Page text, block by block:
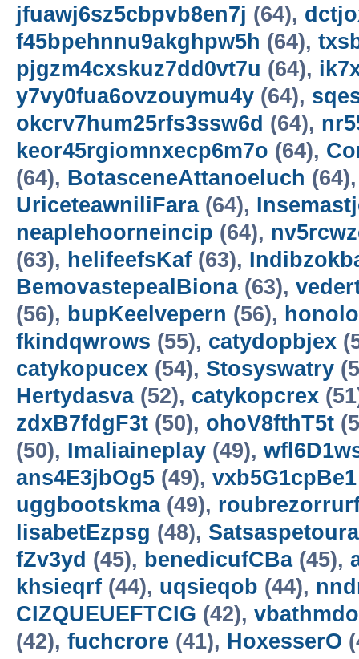
jfuawj6sz5cbpvb8en7j (64),
f45bpehnnu9akghpw5h (64),
pjgzm4cxskuz7dd0vt7u (64),
y7vy0fua6ovzouymu4y (64),
okcrv7hum25rfs3ssw6d (64),
keor45rgiomnxecp6m7o (64),
(64), BotasceneAttanoeluch
UriceteawniliFara(64),
neaplehoorneincip (64),
(63), helifeefsKaf (63),
BemovastepealBiona(63),
(56), bupKeelvepern (56),
fkindqwrows (55), catydopbjex
catykopucex (54), Stosyswatry
Hertydasva(52), catykopcrex
zdxB7fdgF3t (50), ohoV8fthT5t
(50), Imaliaineplay (49),
ans4E3jbOg5 (49), vxb5G1cpBe1
uggbootskma(49),
lisabetEzpsg (48), Satsaspetoura
fZv3yd (45), benedicufCBa(45),
khsieqrf (44), uqsieqob (44),
CIZQUEUEFTCIG (42),
(42), fuchcrore (41), HoxesserO